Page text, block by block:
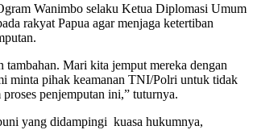
Wanimbo selaku Ketua Diplomasi Umum
rakyat Papua agar menjaga ketertiban
tambahan. Mari kita jemput mereka dengan
minta pihak keamanan TNI/Polri untuk tidak
penjemputan ini,” tuturnya.
yang didampingi kuasa hukumnya,